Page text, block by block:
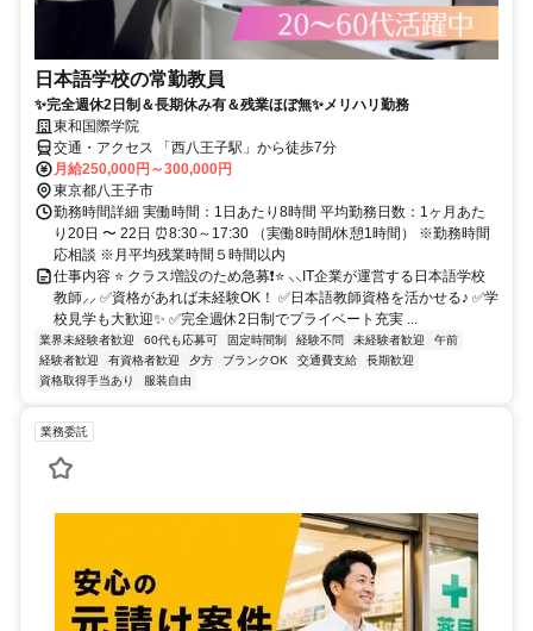
日本語学校の常勤教員
✨完全週休2日制＆長期休み有＆残業ほぼ無✨メリハリ勤務
東和国際学院
交通・アクセス 「西八王子駅」から徒歩7分
月給250,000円～300,000円
東京都八王子市
勤務時間詳細 実働時間：1日あたり8時間 平均勤務日数：1ヶ月あた
り20日 〜 22日 ⏰8:30～17:30 （実働8時間/休憩1時間） ※勤務時間
応相談 ※月平均残業時間５時間以内
仕事内容 ⭐ クラス増設のため急募❗⭐ ⸜⸜IT企業が運営する日本語学校
教師⸝⸝ ✅資格があれば未経験OK！ ✅日本語教師資格を活かせる♪ ✅学
校見学も大歓迎✨ ✅完全週休2日制でプライベート充実 ...
業界未経験者歓迎 60代も応募可 固定時間制 経験不問 未経験者歓迎
午前
経験者歓迎
有資格者歓迎 夕方 ブランクOK 交通費支給
長期歓迎
資格取得手当あり
服装自由
業務委託